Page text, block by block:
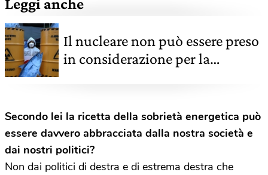
Leggi anche
Il nucleare non può essere preso
in considerazione per la
Secondo lei la ricetta della sobrietà energetica può
essere davvero abbracciata dalla nostra società e
dai nostri politici?
Non dai politici di destra e di estrema destra che